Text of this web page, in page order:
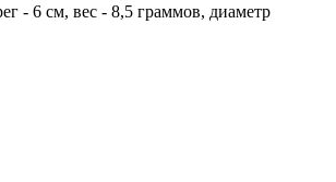
- 6 см, вес - 8,5 граммов, диаметр